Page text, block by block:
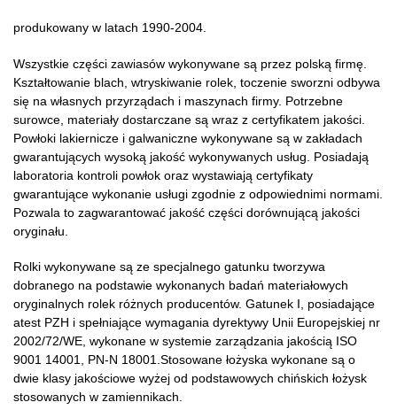
produkowany w latach 1990-2004.
Wszystkie części zawiasów wykonywane są przez polską firmę.
Kształtowanie blach, wtryskiwanie rolek, toczenie sworzni odbywa
się na własnych przyrządach i maszynach firmy. Potrzebne
surowce, materiały dostarczane są wraz z certyfikatem jakości.
Powłoki lakiernicze i galwaniczne wykonywane są w zakładach
gwarantujących wysoką jakość wykonywanych usług. Posiadają
laboratoria kontroli powłok oraz wystawiają certyfikaty
gwarantujące wykonanie usługi zgodnie z odpowiednimi normami.
Pozwala to zagwarantować jakość części dorównującą jakości
oryginału.
Rolki wykonywane są ze specjalnego gatunku tworzywa
dobranego na podstawie wykonanych badań materiałowych
oryginalnych rolek różnych producentów. Gatunek I, posiadające
atest PZH i spełniające wymagania dyrektywy Unii Europejskiej nr
2002/72/WE, wykonane w systemie zarządzania jakością ISO
9001 14001, PN-N 18001.Stosowane łożyska wykonane są o
dwie klasy jakościowe wyżej od podstawowych chińskich łożysk
stosowanych w zamiennikach.